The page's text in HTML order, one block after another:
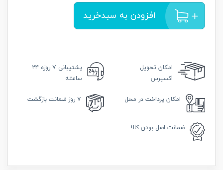
افزودن به سبدخرید
امکان تحویل
اکسپرس
پشتیبانی
۷ روزه ۲۴
ساعته
امکان پرداخت در محل ۷ روز ضمانت بازگشت
ضمانت اصل بودن کالا